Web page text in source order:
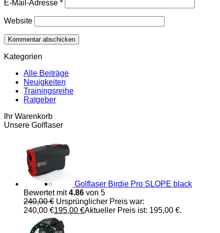
E-Mail-Adresse *
Website
Kategorien
Alle Beiträge
Neuigkeiten
Trainingsreihe
Ratgeber
Ihr Warenkorb
Unsere Golflaser
Golflaser Birdie Pro SLOPE black
Bewertet mit4.86 von 5
240,00€ Ursprünglicher Preis war:
240,00 €195,00 €Aktueller Preis ist: 195,00 €.